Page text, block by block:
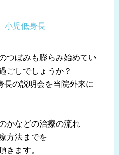
小児低身長
つぼみも膨らみ始めてい
ごしでしょうか？
長の説明会を当院外来に
かなどの治療の流れ
方法までを
きます。